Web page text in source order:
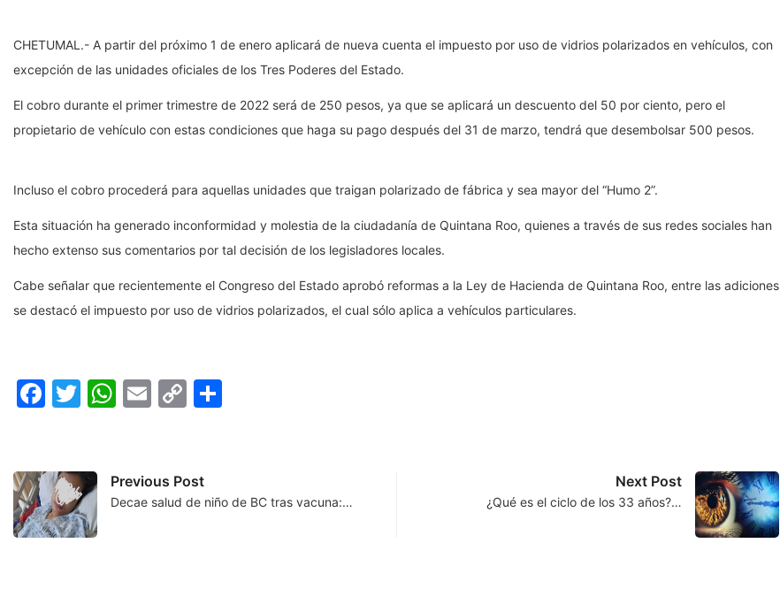
CHETUMAL.- A partir del próximo 1 de enero aplicará de nueva cuenta el impuesto por uso de vidrios polarizados en vehículos, con
excepción de las unidades oficiales de los Tres Poderes del Estado.
El cobro durante el primer trimestre de 2022 será de 250 pesos, ya que se aplicará un descuento del 50 por ciento, pero el
propietario de vehículo con estas condiciones que haga su pago después del 31 de marzo, tendrá que desembolsar 500 pesos.
Incluso el cobro procederá para aquellas unidades que traigan polarizado de fábrica y sea mayor del “Humo 2”.
Esta situación ha generado inconformidad y molestia de la ciudadanía de Quintana Roo, quienes a través de sus redes sociales han
hecho extenso sus comentarios por tal decisión de los legisladores locales.
Cabe señalar que recientemente el Congreso del Estado aprobó reformas a la Ley de Hacienda de Quintana Roo, entre las adiciones
se destacó el impuesto por uso de vidrios polarizados, el cual sólo aplica a vehículos particulares.
Facebook
Twitter
WhatsApp
Email
Copy
Previous Post
Decae salud de niño de BC tras vacuna:…
Next Post
¿Qué es el ciclo de los 33 años?…